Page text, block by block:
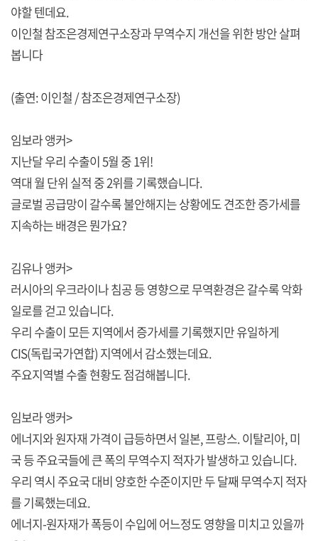
야할 텐데요.
이인철 참조은경제연구소장과 무역수지 개선을 위한 방안 살펴
봅니다
(출연: 이인철 / 참조은경제연구소장)
임보라 앵커>
지난달 우리 수출이 5월 중 1위!
역대 월 단위 실적 중 2위를 기록했습니다.
글로벌 공급망이 갈수록 불안해지는 상황에도 견조한 증가세를
지속하는 배경은 뭔가요?
김유나 앵커>
러시아의 우크라이나 침공 등 영향으로 무역환경은 갈수록 악화
일로를 걷고 있습니다.
우리 수출이 모든 지역에서 증가세를 기록했지만 유일하게
CIS(독립국가연합) 지역에서 감소했는데요.
주요지역별 수출 현황도 점검해봅니다.
임보라 앵커>
에너지와 원자재 가격이 급등하면서 일본, 프랑스. 이탈리아, 미
국 등 주요국들에 큰 폭의 무역수지 적자가 발생하고 있습니다.
우리 역시 주요국 대비 양호한 수준이지만 두 달째 무역수지 적자
를 기록했는데요.
에너지-원자재가 폭등이 수입에 어느정도 영향을 미치고 있을까